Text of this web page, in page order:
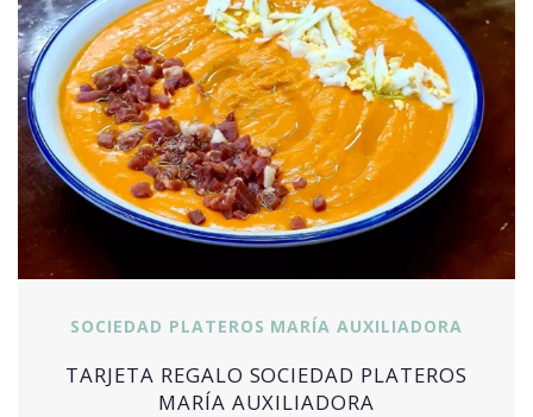
SOCIEDAD PLATEROS MARÍA AUXILIADORA
TARJETA REGALO SOCIEDAD PLATEROS
MARÍA AUXILIADORA